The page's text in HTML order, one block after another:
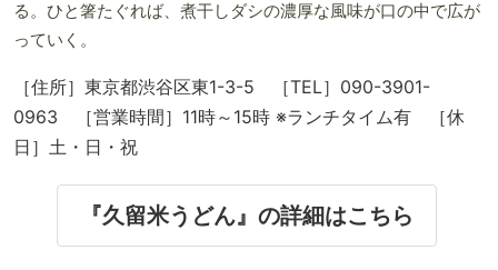
る。ひと箸たぐれば、煮干しダシの濃厚な風味が口の中で広が
っていく。
［住所］東京都渋谷区東1-3-5 ［TEL］090-3901-
0963 ［営業時間］11時～15時 ※ランチタイム有 ［休
日］土・日・祝
『久留米うどん』の詳細はこちら